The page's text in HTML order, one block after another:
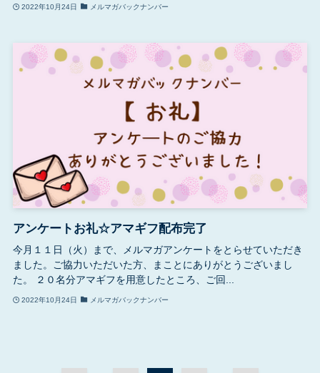
2022年10月24日 メルマガバックナンバー
アンケートお礼☆アマギフ配布完了
今月１１日（火）まで、メルマガアンケートをとらせていただき
ました。ご協力いただいた方、まことにありがとうございまし
た。 ２０名分アマギフを用意したところ、ご回...
2022年10月24日 メルマガバックナンバー